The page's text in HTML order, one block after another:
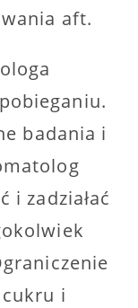
aft.
badania i
i zadziałać
i